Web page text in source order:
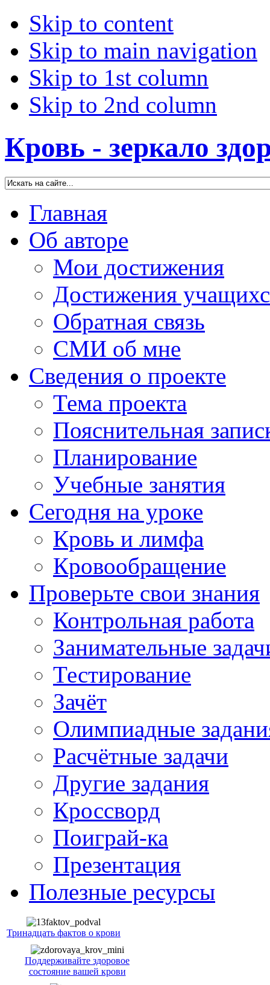
Skip to content
Skip to main navigation
Skip to 1st column
Skip to 2nd column
Кровь - зеркало
Главная
Об авторе
Мои достижения
Достижения
Обратная связь
СМИ об мне
Сведения о проекте
Тема проекта
Пояснительная
Планирование
Учебные занятия
Сегодня на уроке
Кровь и лимфа
Кровообращение
Проверьте свои знания
Контрольная работа
Занимательные
Тестирование
Зачёт
Олимпиадные
Расчётные задачи
Другие задания
Кроссворд
Поиграй-ка
Презентация
Полезные ресурсы
Тринадцать фактов о крови
Поддерживайте здоровое
состояние вашей крови